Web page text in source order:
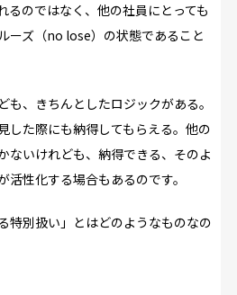
るのではなく、他の社員にとっても
ーズ（no lose）の状態であること
も、きちんとしたロジックがある。
た際にも納得してもらえる――。他の
ないけれども、納得できる、そのよ
活性化する場合もあるのです。
特別扱い」とはどのようなものなの